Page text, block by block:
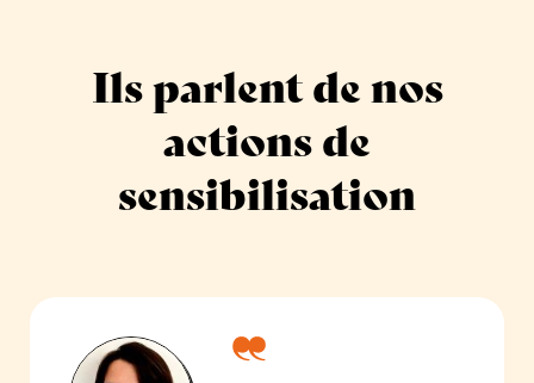
Ils parlent de nos
actions de
sensibilisation